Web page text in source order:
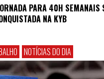
PARA 40H SEMANAIS
NA KYB
NOTÍCIAS DO DIA